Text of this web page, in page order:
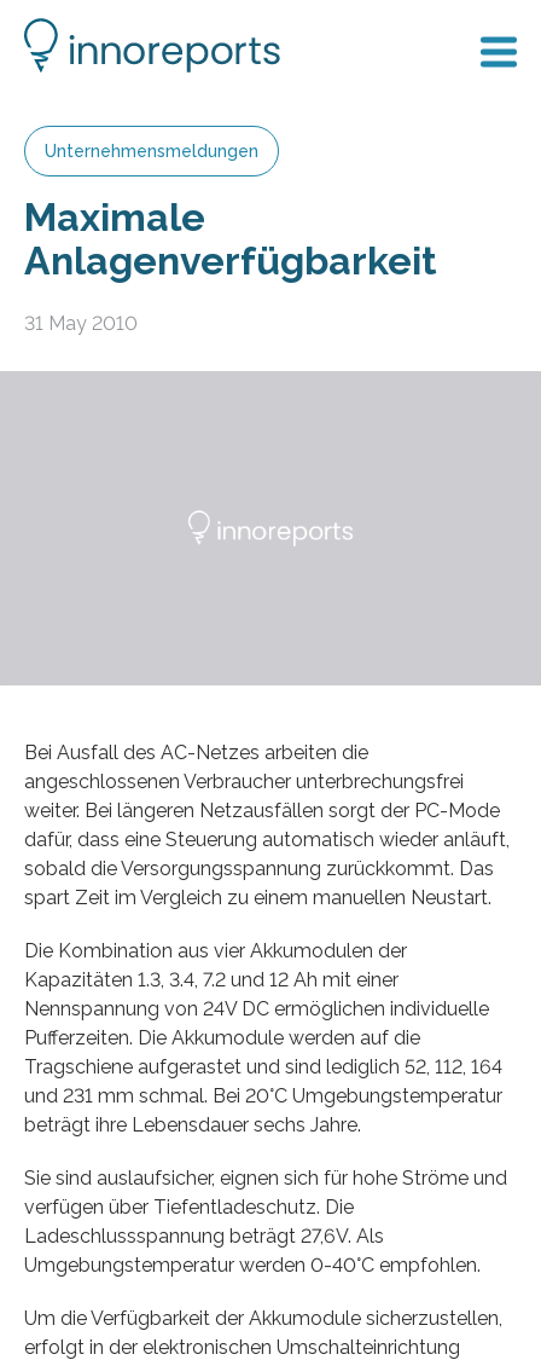
Unternehmensmeldungen
Maximale
Anlagenverfügbarkeit
31 May 2010
Bei Ausfall des AC-Netzes arbeiten die
angeschlossenen Verbraucher unterbrechungsfrei
weiter. Bei längeren Netzausfällen sorgt der PC-Mode
dafür, dass eine Steuerung automatisch wieder anläuft,
sobald die Versorgungsspannung zurückkommt. Das
spart Zeit im Vergleich zu einem manuellen Neustart.
Die Kombination aus vier Akkumodulen der
Kapazitäten 1.3, 3.4, 7.2 und 12 Ah mit einer
Nennspannung von 24V DC ermöglichen individuelle
Pufferzeiten. Die Akkumodule werden auf die
Tragschiene aufgerastet und sind lediglich 52, 112, 164
und 231 mm schmal. Bei 20°C Umgebungstemperatur
beträgt ihre Lebensdauer sechs Jahre.
Sie sind auslaufsicher, eignen sich für hohe Ströme und
verfügen über Tiefentladeschutz. Die
Ladeschlussspannung beträgt 27,6V. Als
Umgebungstemperatur werden 0-40°C empfohlen.
Um die Verfügbarkeit der Akkumodule sicherzustellen,
erfolgt in der elektronischen Umschalteinrichtung